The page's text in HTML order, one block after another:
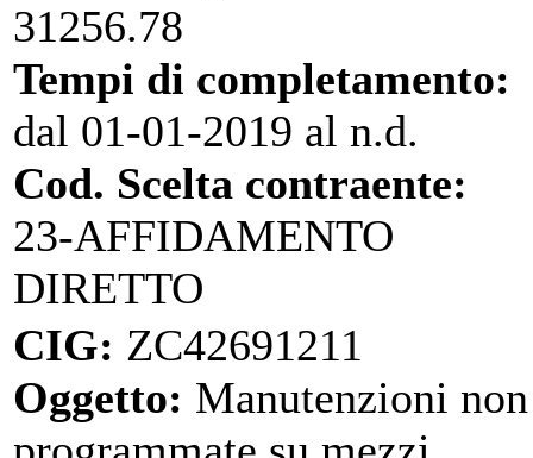
31256.78
Tempi di completamento:
dal 01-01-2019 al n.d.
Cod. Scelta contraente:
23-AFFIDAMENTO
DIRETTO
CIG: ZC42691211
Oggetto: Manutenzioni non